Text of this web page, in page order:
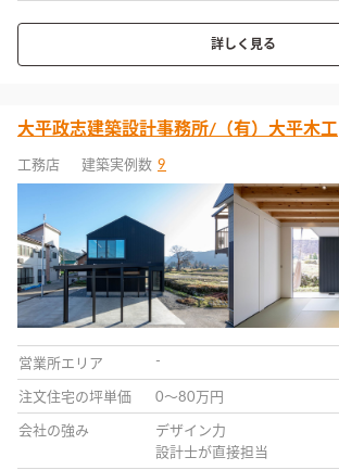
詳しく見る
大平政志建築設計事務所/（有）大平木工
工務店 建築実例数 9
営業所エリア -
注文住宅の坪単価 0〜80万円
会社の強み
デザイン力
設計士が直接担当